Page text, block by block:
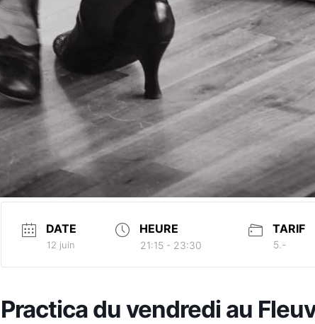
DATE
12 juin
HEURE
21:15 - 23:30
TARIF
5.-
Practica du vendredi au